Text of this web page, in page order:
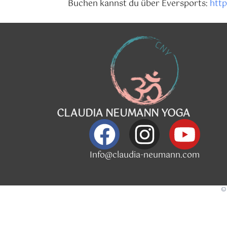
Buchen kannst du über Eversports:
CLAUDIA NEUMANN YOGA
Info@claudia-neumann.com
©